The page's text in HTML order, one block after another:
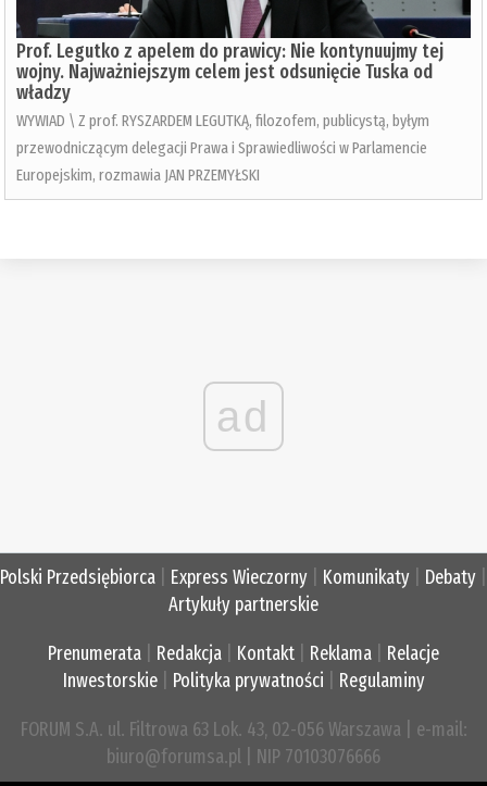
Prof. Legutko z apelem do prawicy: Nie kontynuujmy tej
wojny. Najważniejszym celem jest odsunięcie Tuska od
władzy
WYWIAD \ Z prof. RYSZARDEM LEGUTKĄ, filozofem, publicystą, byłym
przewodniczącym delegacji Prawa i Sprawiedliwości w Parlamencie
Europejskim, rozmawia JAN PRZEMYŁSKI
ad
Polski Przedsiębiorca Express Wieczorny Komunikaty Debaty
Artykuły partnerskie
Prenumerata Redakcja Kontakt Reklama
Relacje
Inwestorskie| Polityka prywatności Regulaminy
FORUM S.A. ul. Filtrowa 63 Lok. 43, 02-056 Warszawa | e-mail:
biuro@forumsa.pl | NIP 70103076666